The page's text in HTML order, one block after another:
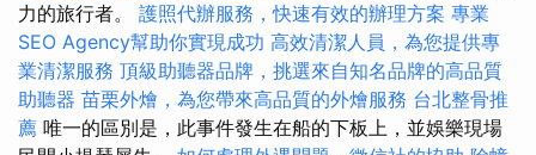
力的旅行者。 護照代辦服務，快速有效的辦理方案 專業
SEO Agency幫助你實現成功 高效清潔人員，為您提供專
業清潔服務 頂級助聽器品牌，挑選來自知名品牌的高品質
助聽器 苗栗外燴，為您帶來高品質的外燴服務 台北整骨推
薦 唯一的區別是，此事件發生在船的下板上，並娛樂現場